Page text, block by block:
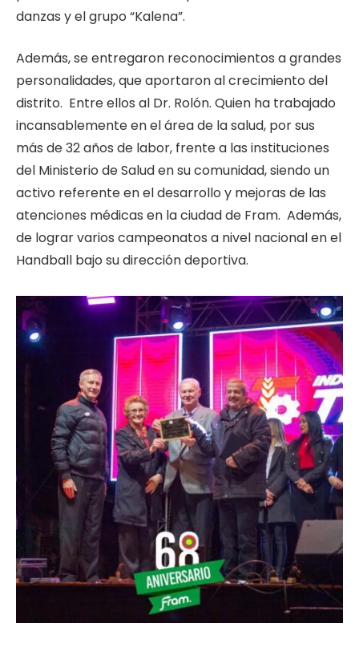
danzas y el grupo “Kalena”.
Además, se entregaron reconocimientos a grandes
personalidades, que aportaron al crecimiento del
distrito. Entre ellos al Dr. Rolón. Quien ha trabajado
incansablemente en el área de la salud, por sus
más de 32 años de labor, frente a las instituciones
del Ministerio de Salud en su comunidad, siendo un
activo referente en el desarrollo y mejoras de las
atenciones médicas en la ciudad de Fram. Además,
de lograr varios campeonatos a nivel nacional en el
Handball bajo su dirección deportiva.